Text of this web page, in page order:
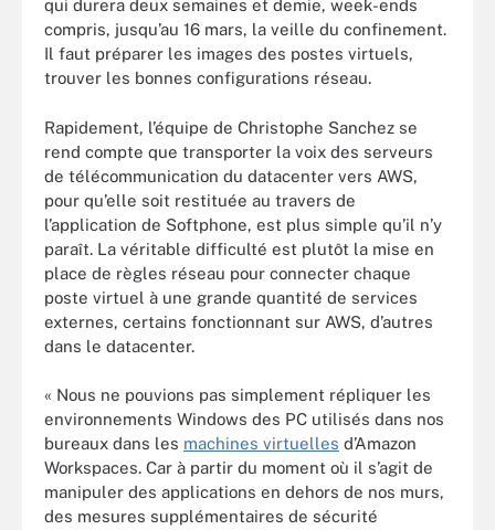
qui durera deux semaines et demie, week-ends
compris, jusqu’au 16 mars, la veille du confinement.
Il faut préparer les images des postes virtuels,
trouver les bonnes configurations réseau.
Rapidement, l’équipe de Christophe Sanchez se
rend compte que transporter la voix des serveurs
de télécommunication du datacenter vers AWS,
pour qu’elle soit restituée au travers de
l’application de Softphone, est plus simple qu’il n’y
paraît. La véritable difficulté est plutôt la mise en
place de règles réseau pour connecter chaque
poste virtuel à une grande quantité de services
externes, certains fonctionnant sur AWS, d’autres
dans le datacenter.
« Nous ne pouvions pas simplement répliquer les
environnements Windows des PC utilisés dans nos
bureaux dans les machines virtuelles d’Amazon
Workspaces. Car à partir du moment où il s’agit de
manipuler des applications en dehors de nos murs,
des mesures supplémentaires de sécurité